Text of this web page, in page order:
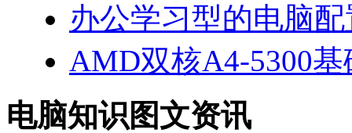
办公学习型的电脑
AMD双核A4-5300
电脑知识图文资讯